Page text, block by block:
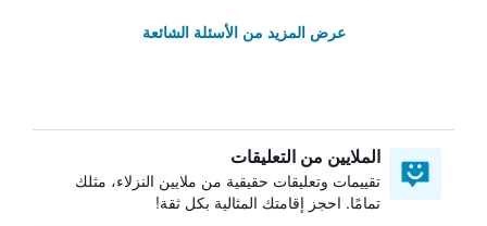
عرض المزيد من الأسئلة الشائعة
الملايين من التعليقات
تقييمات وتعليقات حقيقية من ملايين النزلاء، مثلك
تمامًا. احجز إقامتك المثالية بكل ثقة!